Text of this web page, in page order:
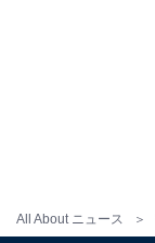
All About ニュース